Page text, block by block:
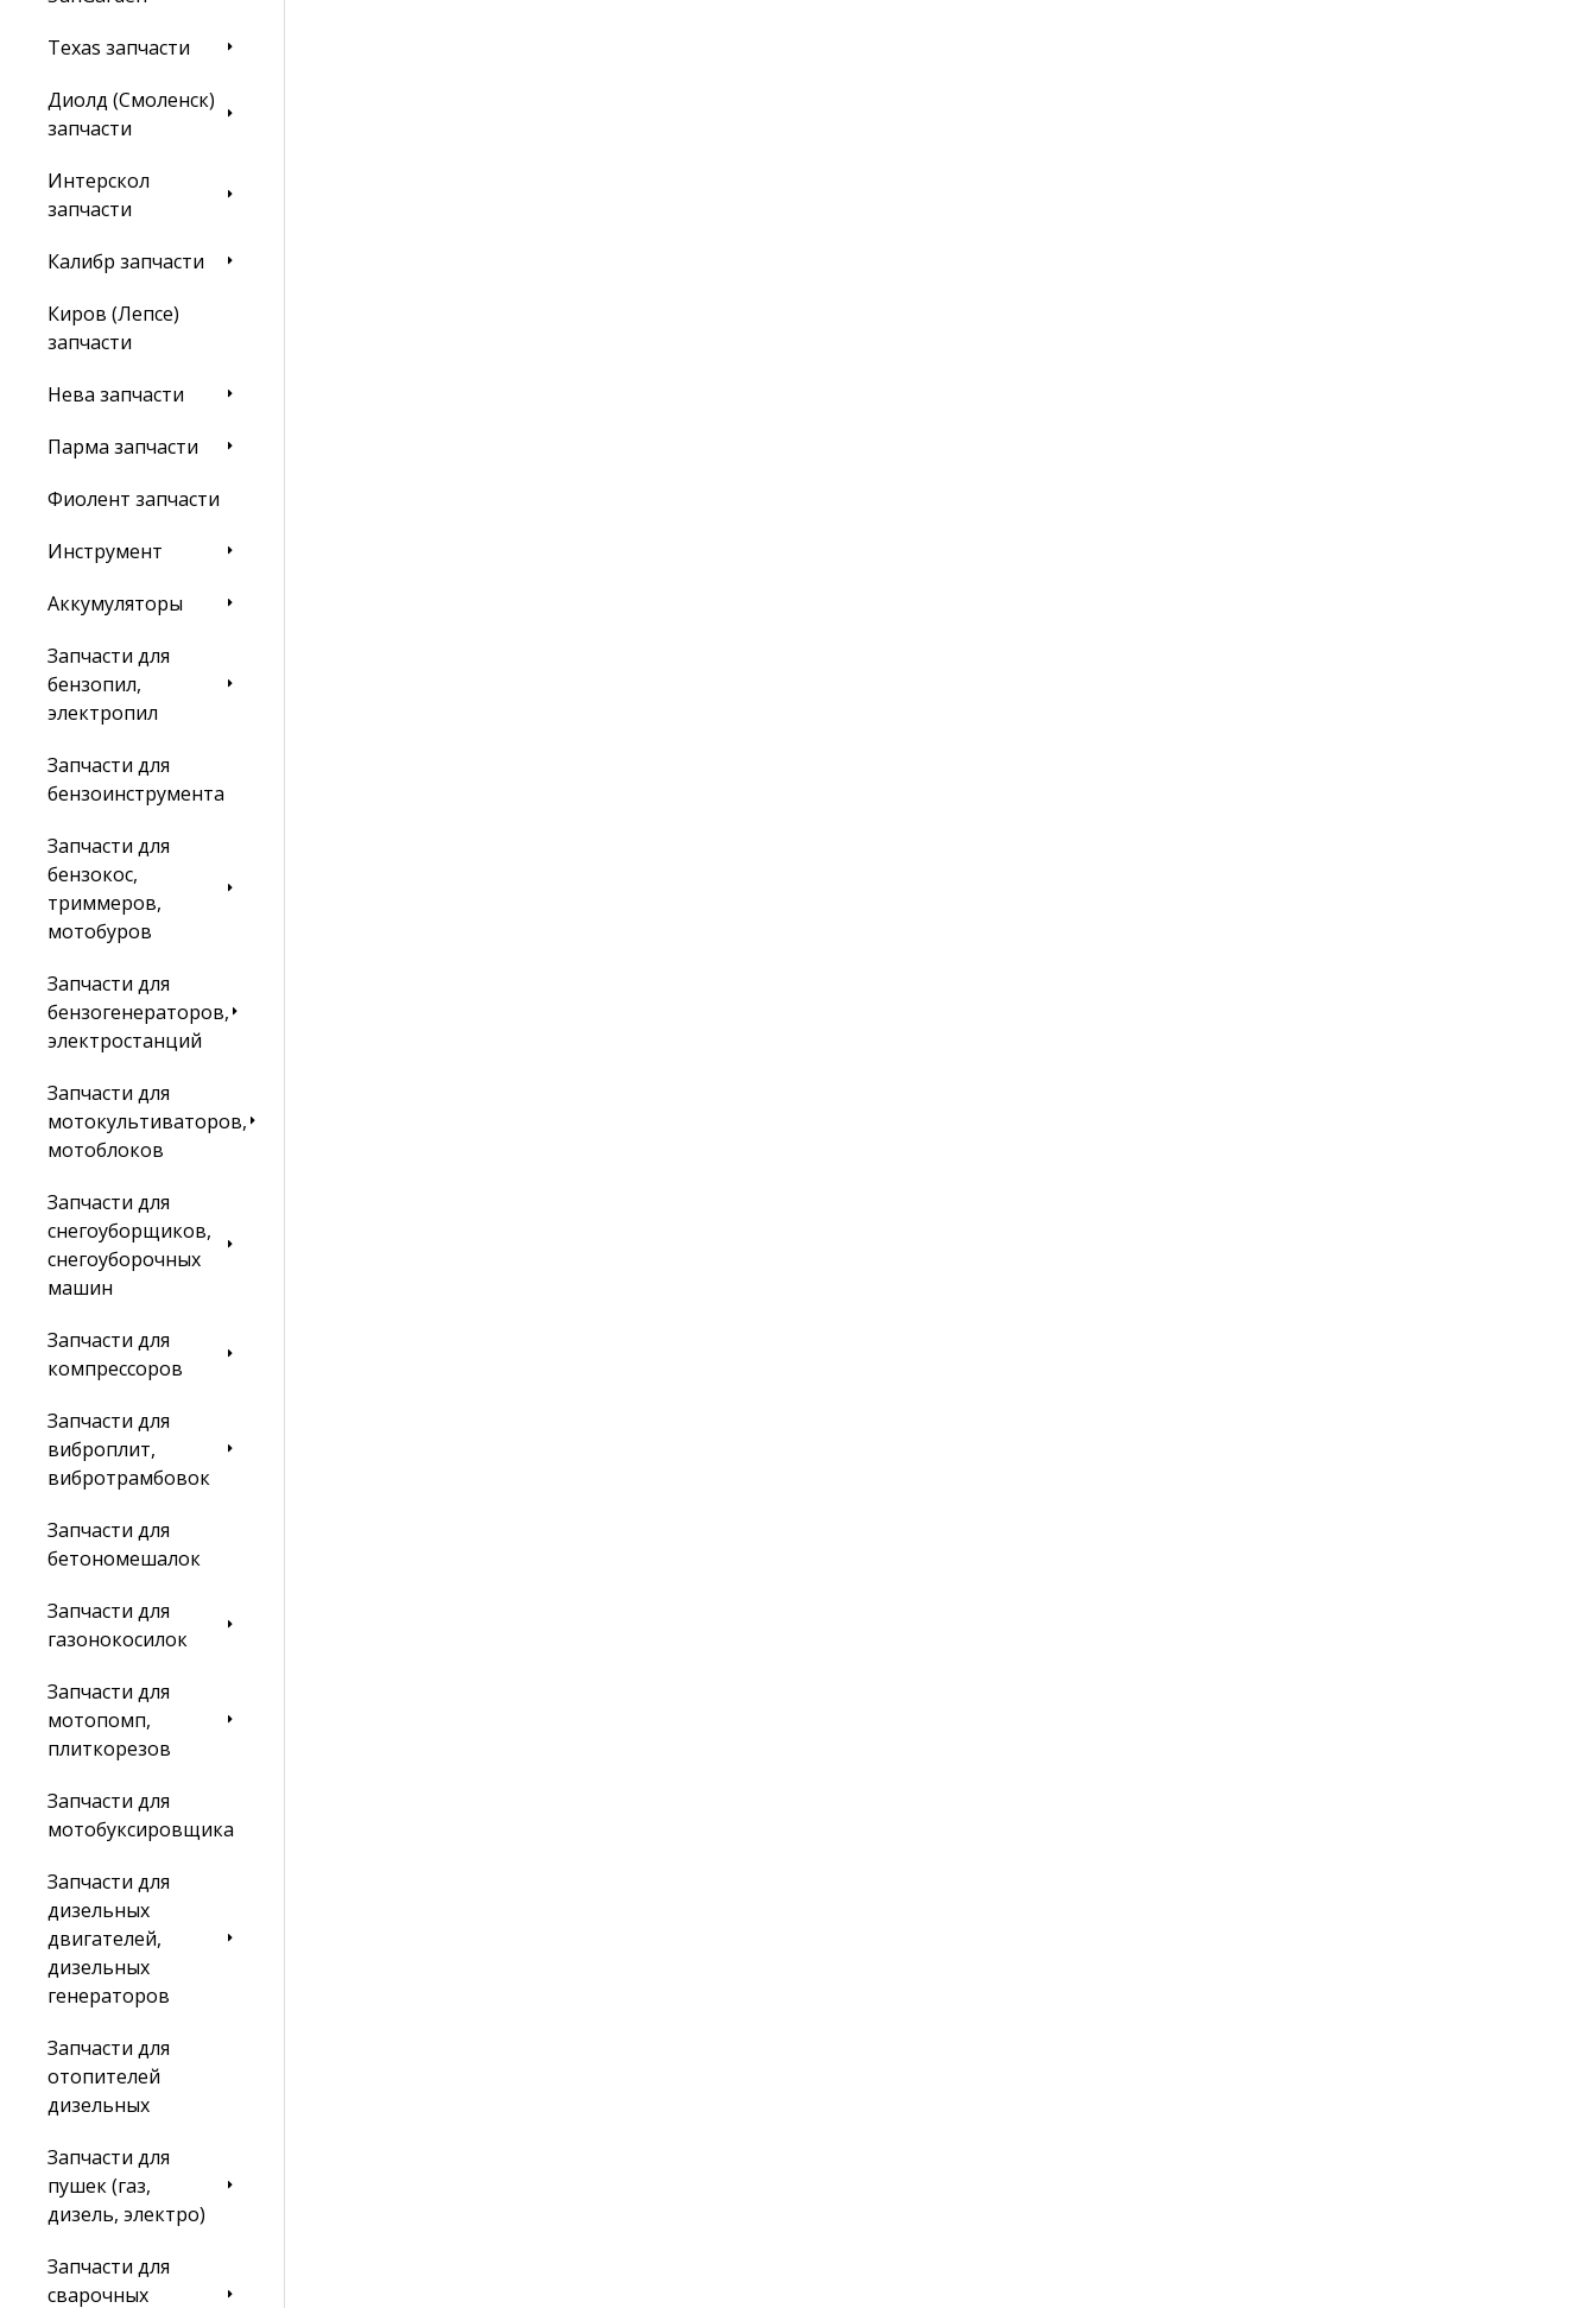
Texas запчасти
Диолд (Смоленск)
запчасти
Интерскол
запчасти
Калибр запчасти
Киров (Лепсе)
запчасти
Нева запчасти
Парма запчасти
Фиолент запчасти
Инструмент
Аккумуляторы
Запчасти для
бензопил,
электропил
Запчасти для
бензоинструмента
Запчасти для
бензокос,
триммеров,
мотобуров
Запчасти для
бензогенераторов,
электростанций
Запчасти для
мотокультиваторов,
мотоблоков
Запчасти для
снегоуборщиков,
снегоуборочных
машин
Запчасти для
компрессоров
Запчасти для
виброплит,
вибротрамбовок
Запчасти для
бетономешалок
Запчасти для
газонокосилок
Запчасти для
мотопомп,
плиткорезов
Запчасти для
мотобуксировщика
Запчасти для
дизельных
двигателей,
дизельных
генераторов
Запчасти для
отопителей
дизельных
Запчасти для
пушек (газ,
дизель, электро)
Запчасти для
сварочных